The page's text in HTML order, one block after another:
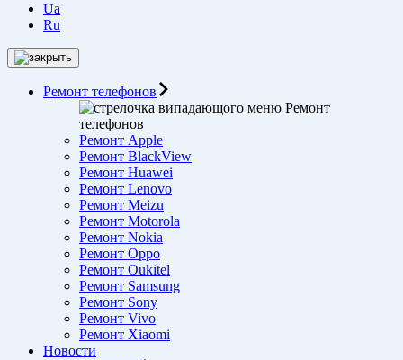
Ua
Ru
Ремонт телефонов
Ремонт
телефонов
Ремонт Apple
Ремонт BlackView
Ремонт Huawei
Ремонт Lenovo
Ремонт Meizu
Ремонт Motorоla
Ремонт Nokia
Ремонт Oppo
Ремонт Oukitel
Ремонт Samsung
Ремонт Sony
Ремонт Vivo
Ремонт Xiaomi
Новости